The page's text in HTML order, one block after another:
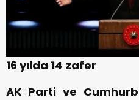
16 yılda 14 zafer
AK Parti ve